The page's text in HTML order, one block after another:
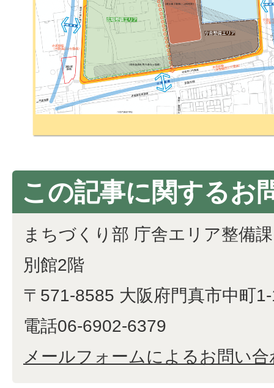
この記事に関するお
まちづくり部 庁舎エリア整備課
別館2階
〒571-8585 大阪府門真市中町
電話06-6902-6379
メールフォームによるお問い合